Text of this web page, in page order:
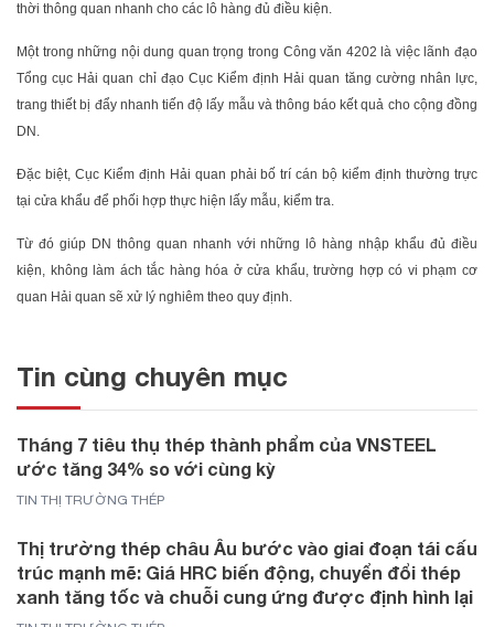
thời thông quan nhanh cho các lô hàng đủ điều kiện.
Một trong những nội dung quan trọng trong Công văn 4202 là việc lãnh đạo
Tổng cục Hải quan chỉ đạo Cục Kiểm định Hải quan tăng cường nhân lực,
trang thiết bị đẩy nhanh tiến độ lấy mẫu và thông báo kết quả cho cộng đồng
DN.
Đặc biệt, Cục Kiểm định Hải quan phải bố trí cán bộ kiểm định thường trực
tại cửa khẩu để phối hợp thực hiện lấy mẫu, kiểm tra.
Từ đó giúp DN thông quan nhanh với những lô hàng nhập khẩu đủ điều
kiện, không làm ách tắc hàng hóa ở cửa khẩu, trường hợp có vi phạm cơ
quan Hải quan sẽ xử lý nghiêm theo quy định.
Tin cùng chuyên mục
Tháng 7 tiêu thụ thép thành phẩm của VNSTEEL
ước tăng 34% so với cùng kỳ
TIN THỊ TRƯỜNG THÉP
Thị trường thép châu Âu bước vào giai đoạn tái cấu
trúc mạnh mẽ: Giá HRC biến động, chuyển đổi thép
xanh tăng tốc và chuỗi cung ứng được định hình lại